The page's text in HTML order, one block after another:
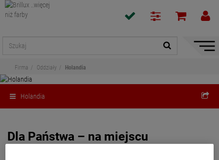
Pokaż
Firma Oddziały Holandia
Holandia
Dla Państwa – na miejscu